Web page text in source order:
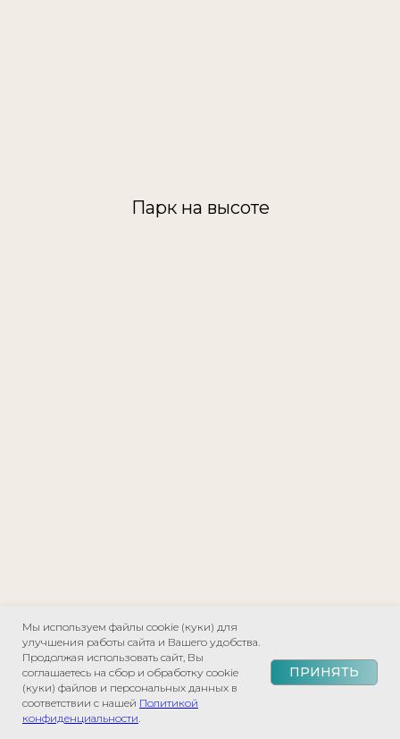
Парк на высоте
Пляж Рапан
Мы используем файлы cookie (куки) для
улучшения работы сайта и Вашего удобства.
Продолжая использовать сайт, Вы
соглашаетесь на сбор и обработку cookie
(куки) файлов и персональных данных в
соответствии с нашей Политикой
конфиденциальности.
ПРИНЯТЬ